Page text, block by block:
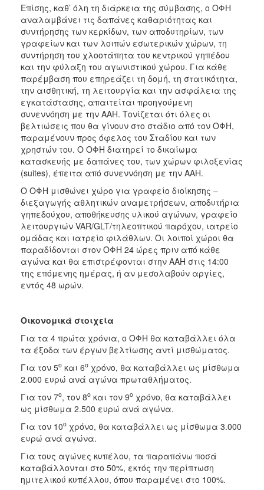
Επίσης, καθ’ όλη τη διάρκεια της σύμβασης, ο ΟΦΗ
αναλαμβάνει τις δαπάνες καθαριότητας και
συντήρησης των κερκίδων, των αποδυτηρίων, των
γραφείων και των λοιπών εσωτερικών χώρων, τη
συντήρηση του χλοοτάπητα του κεντρικού γηπέδου
και την φύλαξη του αγωνιστικού χώρου. Για κάθε
παρέμβαση που επηρεάζει τη δομή, τη στατικότητα,
την αισθητική, τη λειτουργία και την ασφάλεια της
εγκατάστασης, απαιτείται προηγούμενη
συνεννόηση με την ΑΑΗ. Τονίζεται ότι όλες οι
βελτιώσεις που θα γίνουν στο στάδιο από τον ΟΦΗ,
παραμένουν προς όφελος του Σταδίου και των
χρηστών του. Ο ΟΦΗ διατηρεί το δικαίωμα
κατασκευής με δαπάνες του, των χώρων φιλοξενίας
(suites), έπειτα από συνεννόηση με την ΑΑΗ.
Ο ΟΦΗ μισθώνει χώρο για γραφείο διοίκησης –
διεξαγωγής αθλητικών αναμετρήσεων, αποδυτήρια
γηπεδούχου, αποθήκευσης υλικού αγώνων, γραφείο
λειτουργιών VAR/GLT/τηλεοπτικού παρόχου, ιατρείο
ομάδας και ιατρείο φιλάθλων. Οι λοιποί χώροι θα
παραδίδονται στον ΟΦΗ 24 ώρες πριν από κάθε
αγώνα και θα επιστρέφονται στην ΑΑΗ στις 14:00
της επόμενης ημέρας, ή αν μεσολαβούν αργίες,
εντός 48 ωρών.
Οικονομικά στοιχεία
Για τα 4 πρώτα χρόνια, ο ΟΦΗ θα καταβάλλει όλα
τα έξοδα των έργων βελτίωσης αντί μισθώματος.
Για τον 5ο και 6ο χρόνο, θα καταβάλλει ως μίσθωμα
2.000 ευρώ ανά αγώνα πρωταθλήματος.
Για τον 7ο, τον 8ο και τον 9ο χρόνο, θα καταβάλλει
ως μίσθωμα 2.500 ευρώ ανά αγώνα.
Για τον 10ο χρόνο, θα καταβάλλει ως μίσθωμα 3.000
ευρώ ανά αγώνα.
Για τους αγώνες κυπέλου, τα παραπάνω ποσά
καταβάλλονται στο 50%, εκτός την περίπτωση
ημιτελικού κυπέλλου, όπου παραμένει στο 100%.